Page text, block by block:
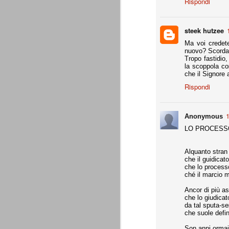
steek hutzee
Ma voi
nuovo?
Tropo
la scoppola
che il Signore
Rispondi
Anonymous
LO
Alquanto
che il
che lo
ché il marcio
Ancor di più
che lo
da tal sputa-
che suole
Grazie, Juve. Stagione
Siamo orgogliosi di voi. Grazie.
che a metà luglio veniva dato
preparazione, metodi di allenamento,
4 competizioni disputate nella stagione
- Supercoppa italiana: 2° posto (persa